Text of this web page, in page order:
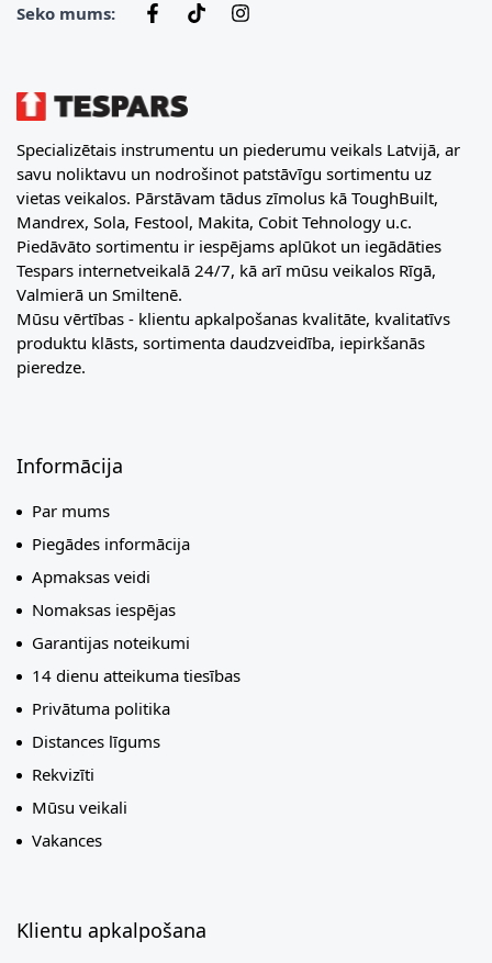
Seko mums:
Specializētais instrumentu un piederumu veikals Latvijā, ar
savu noliktavu un nodrošinot patstāvīgu sortimentu uz
vietas veikalos. Pārstāvam tādus zīmolus kā ToughBuilt,
Mandrex, Sola, Festool, Makita, Cobit Tehnology u.c.
Piedāvāto sortimentu ir iespējams aplūkot un iegādāties
Tespars internetveikalā 24/7, kā arī mūsu veikalos Rīgā,
Valmierā un Smiltenē.
Mūsu vērtības - klientu apkalpošanas kvalitāte, kvalitatīvs
produktu klāsts, sortimenta daudzveidība, iepirkšanās
pieredze.
Informācija
Par mums
Piegādes informācija
Apmaksas veidi
Nomaksas iespējas
Garantijas noteikumi
14 dienu atteikuma tiesības
Privātuma politika
Distances līgums
Rekvizīti
Mūsu veikali
Vakances
Klientu apkalpošana